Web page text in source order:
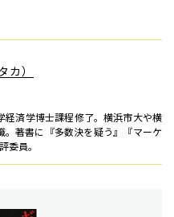
カ）
済学博士課程修了。横浜市大や横
著書に『多数決を疑う』『マーケ
委員。